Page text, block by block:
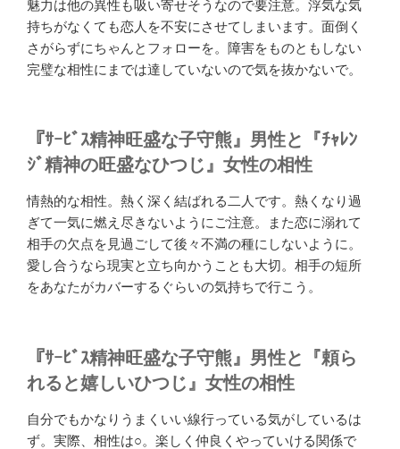
魅力は他の異性も吸い寄せそうなので要注意。浮気な気
持ちがなくても恋人を不安にさせてしまいます。面倒く
さがらずにちゃんとフォローを。障害をものともしない
完璧な相性にまでは達していないので気を抜かないで。
『ｻｰﾋﾞｽ精神旺盛な子守熊』男性と『ﾁｬﾚﾝ
ｼﾞ精神の旺盛なひつじ』女性の相性
情熱的な相性。熱く深く結ばれる二人です。熱くなり過
ぎて一気に燃え尽きないようにご注意。また恋に溺れて
相手の欠点を見過ごして後々不満の種にしないように。
愛し合うなら現実と立ち向かうことも大切。相手の短所
をあなたがカバーするぐらいの気持ちで行こう。
『ｻｰﾋﾞｽ精神旺盛な子守熊』男性と『頼ら
れると嬉しいひつじ』女性の相性
自分でもかなりうまくいい線行っている気がしているは
ず。実際、相性は○。楽しく仲良くやっていける関係で